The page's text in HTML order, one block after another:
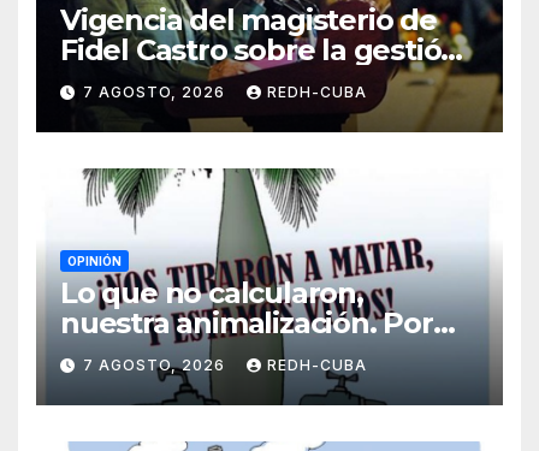
Vigencia del magisterio de
Fidel Castro sobre la gestión
del liderazgo revolucionario.
Por Jorge Luís Guach Estévez
7 AGOSTO, 2026 REDH-CUBA
OPINIÓN
Lo que no calcularon,
nuestra animalización. Por
Laidi Fernández de Juan
7 AGOSTO, 2026 REDH-CUBA